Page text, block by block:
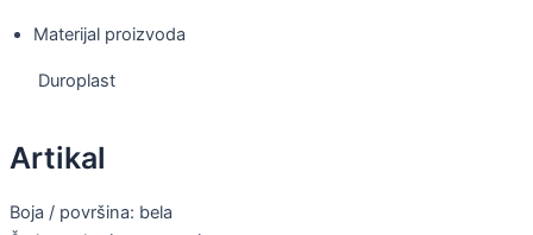
Materijal proizvoda
Duroplast
Artikal
Boja / površina: bela